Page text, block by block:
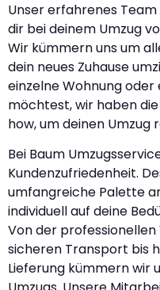
Unser erfahrenes
dir bei deinem Umzug
Wir kümmern uns um
dein neues Zuhause
einzelne Wohnung oder
möchtest, wir haben
how, um deinen Umzug
Bei Baum
Kundenzufriedenheit.
umfangreiche Palette
individuell auf deine
Von der
sicheren Transport bis
Lieferung kümmern wir